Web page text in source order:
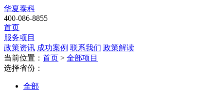
华夏泰科
400-086-8855
首页
服务项目
政策资讯 成功案例 联系我们 政策解读
当前位置： 首页 > 全部项目
选择省份：
全部